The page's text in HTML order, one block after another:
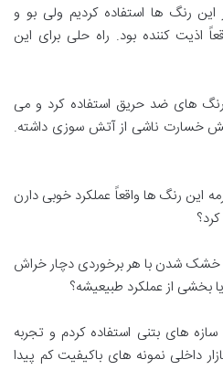
این رنگ ها استفاده کردیم ولی بو و
اذیت کننده بود. راه حلی برای این
رنگ های ضد حریق استفاده کرد و می
خسارت ناشی از آتش سوزی داشته.
این رنگ ها واقعاً عملکرد خوبی دارن
شدن با هر برخوردی دچار خراش
بخشی از عملکرد طبیعیشه؟
های بتنی استفاده کردم و تجربه
داخلی نمونه های باکیفیت کم پیدا